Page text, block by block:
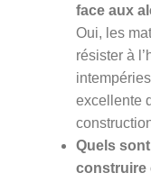
face aux
Oui, les
résister à
excellente
Quels
construire